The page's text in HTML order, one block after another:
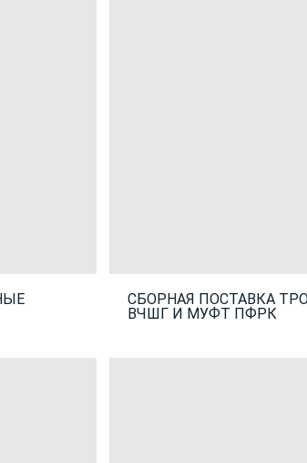
СБОРНАЯ ПОСТАВКА
ВЧШГ И МУФТ ПФРК